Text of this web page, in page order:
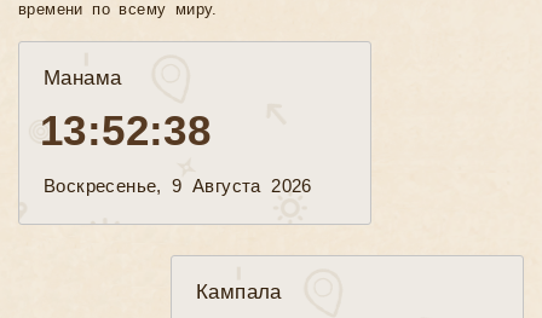
времени по всему миру.
Манама
13:52:40
Воскресенье, 9 Августа 2026
Кампала